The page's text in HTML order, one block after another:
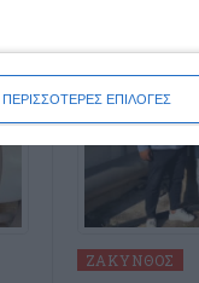
ΠΕΡΙΣΣΟΤΕΡΕΣ ΕΠΙΛΟΓΕΣ
ΖΆΚΥΝΘΟΣ